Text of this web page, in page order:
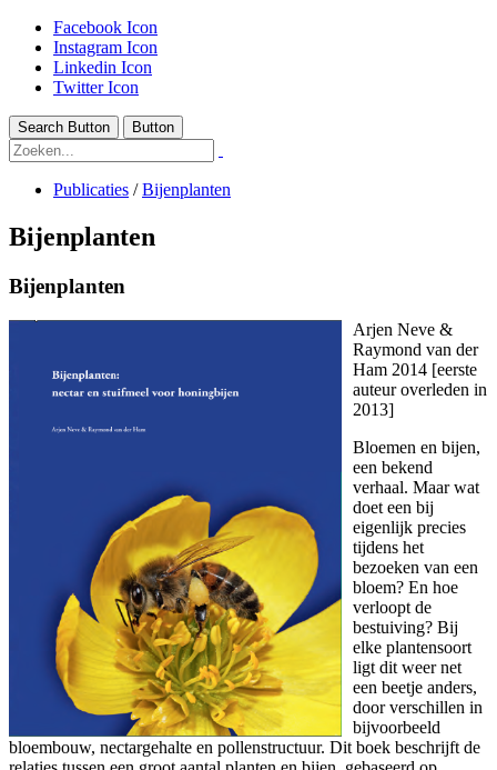
Facebook Icon
Instagram Icon
Linkedin Icon
Twitter Icon
Search Button Button
Publicaties /Bijenplanten
Bijenplanten
Bijenplanten
Arjen Neve &
Raymond van der
Ham 2014 [eerste
auteur overleden in
2013]
Bloemen en bijen,
een bekend
verhaal. Maar wat
doet een bij
eigenlijk precies
tijdens het
bezoeken van een
bloem? En hoe
verloopt de
bestuiving? Bij
elke plantensoort
ligt dit weer net
een beetje anders,
door verschillen in
bijvoorbeeld
bloembouw, nectargehalte en pollenstructuur. Dit boek beschrijft de